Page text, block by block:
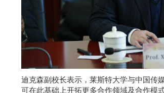
迪克森副校长表示，莱斯特大学与中国传
可在此基础上开拓更多合作领域及合作模